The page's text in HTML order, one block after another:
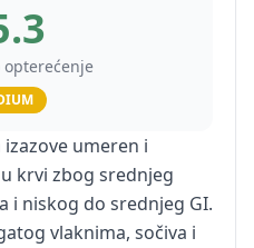
opterećenje
umeren i
krvi zbog srednjeg
i niskog do srednjeg GI.
vlaknima, sočiva i